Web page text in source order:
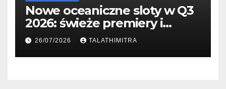
Nowe oceaniczne sloty w Q3
2026: świeże premiery i
studia
26/07/2026 TALATHIMITRA